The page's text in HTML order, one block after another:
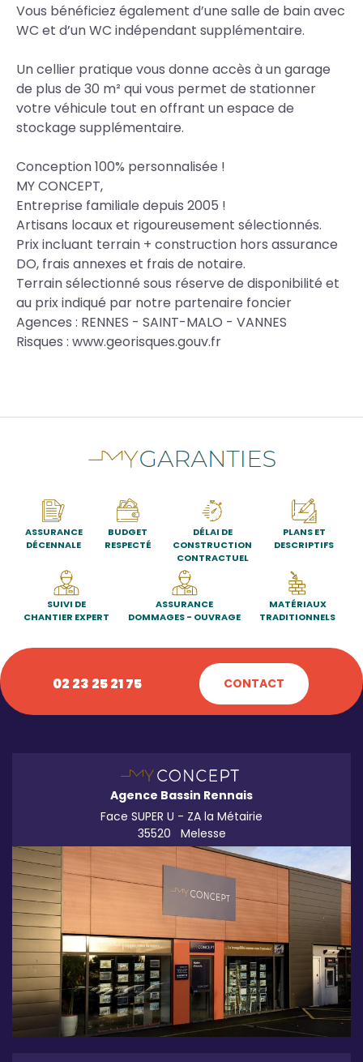
Vous bénéficiez également d’une salle de bain avec
WC et d’un WC indépendant supplémentaire.
Un cellier pratique vous donne accès à un garage
de plus de 30 m² qui vous permet de stationner
votre véhicule tout en offrant un espace de
stockage supplémentaire.
Conception 100% personnalisée !
MY CONCEPT,
Entreprise familiale depuis 2005 !
Artisans locaux et rigoureusement sélectionnés.
Prix incluant terrain + construction hors assurance
DO, frais annexes et frais de notaire.
Terrain sélectionné sous réserve de disponibilité et
au prix indiqué par notre partenaire foncier
Agences : RENNES - SAINT-MALO - VANNES
Risques : www.georisques.gouv.fr
ASSURANCE
DÉCENNALE
BUDGET
RESPECTÉ
DÉLAI DE
CONSTRUCTION
CONTRACTUEL
PLANS ET
DESCRIPTIFS
SUIVI DE
CHANTIER EXPERT
ASSURANCE
DOMMAGES - OUVRAGE
MATÉRIAUX
TRADITIONNELS
02 23 25 21 75 CONTACT
Agence Bassin Rennais
Face SUPER U - ZA la Métairie
35520
Melesse